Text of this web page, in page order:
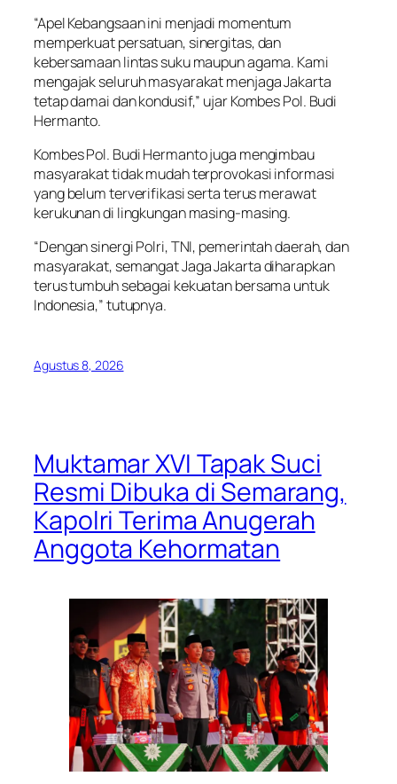
“Apel Kebangsaan ini menjadi momentum
memperkuat persatuan, sinergitas, dan
kebersamaan lintas suku maupun agama. Kami
mengajak seluruh masyarakat menjaga Jakarta
tetap damai dan kondusif,” ujar Kombes Pol. Budi
Hermanto.
Kombes Pol. Budi Hermanto juga mengimbau
masyarakat tidak mudah terprovokasi informasi
yang belum terverifikasi serta terus merawat
kerukunan di lingkungan masing-masing.
“Dengan sinergi Polri, TNI, pemerintah daerah, dan
masyarakat, semangat Jaga Jakarta diharapkan
terus tumbuh sebagai kekuatan bersama untuk
Indonesia,” tutupnya.
Agustus 8, 2026
Muktamar XVI Tapak Suci
Resmi Dibuka di Semarang,
Kapolri Terima Anugerah
Anggota Kehormatan